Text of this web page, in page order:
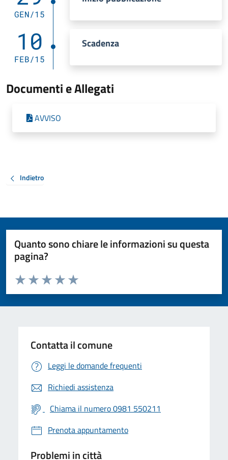
GEN/15
10
FEB/15
Scadenza
Documenti e Allegati
AVVISO
Indietro
Quanto sono chiare le informazioni su questa
pagina?
Valuta da 1 a 5 stelle la pagina
Valuta 5 stelle su 5
Valuta 4 stelle su 5
Valuta 3 stelle su 5
Valuta 2 stelle su 5
Valuta 1 stelle su 5
Contatta il comune
Leggi le domande frequenti
Richiedi assistenza
Chiama il numero 0981 550211
Prenota appuntamento
Problemi in città